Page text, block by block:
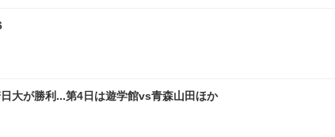
大が勝利...第4日は遊学館vs青森山田ほか